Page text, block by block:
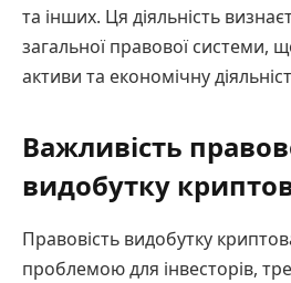
та інших. Ця діяльність
загальної правової системи,
активи та економічну
Важливість
видобутку
Правовість видобутку
проблемою для інвесторів,